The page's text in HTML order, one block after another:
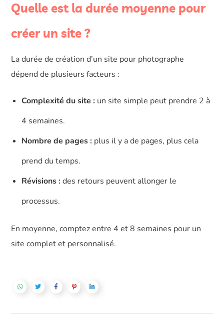
Quelle est la durée moyenne pour
créer un site ?
La durée de création d’un site pour photographe
dépend de plusieurs facteurs :
Complexité du site : un site simple peut prendre 2 à
4 semaines.
Nombre de pages : plus il y a de pages, plus cela
prend du temps.
Révisions :des retours peuvent allonger le
processus.
En moyenne, comptez entre 4 et 8 semaines pour un
site complet et personnalisé.